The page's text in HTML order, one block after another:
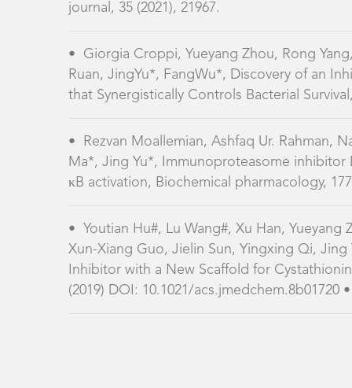
journal, 35 (2021), 21967.
• Giorgia Croppi, Yueyang Zhou, Rong
Ruan, JingYu*, FangWu*, Discovery of an
that Synergistically Controls Bacterial
•
Rezvan Moallemian, Ashfaq Ur. Rahman,
Ma*, Jing Yu*, Immunoproteasome
κB activation, Biochemical pharmacology, 177
• Youtian Hu#, Lu Wang#, Xu Han,
Xun-Xiang Guo, Jielin Sun, Yingxing Qi,
Inhibitor with a New Scaffold for
(2019) DOI: 10.1021/acs.jmedchem.8b01720